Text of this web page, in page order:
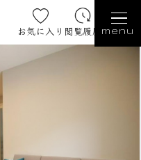
お気に入り 閲覧履歴 menu